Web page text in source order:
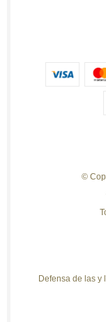
©
Defensa de las y